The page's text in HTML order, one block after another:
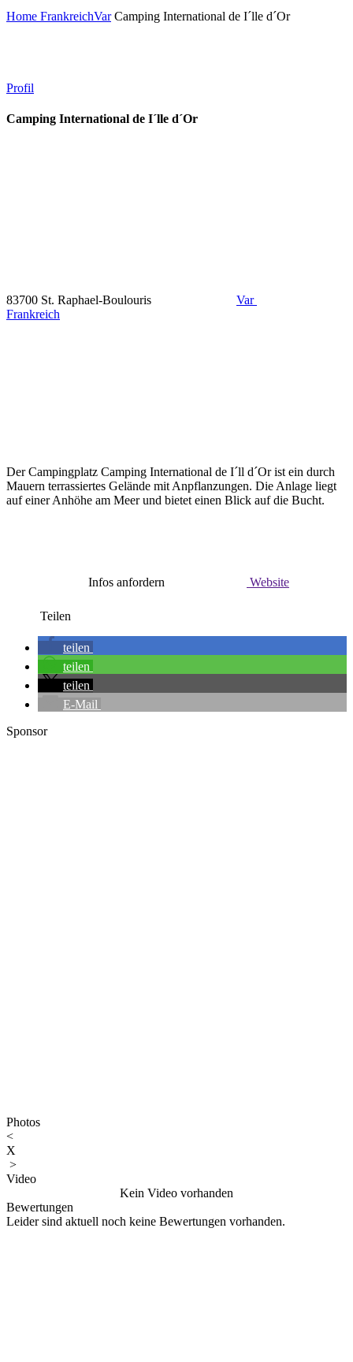
Home FrankreichVar Camping International de I´lle d´Or
Profil
Camping International de I´lle d´Or
83700 St. Raphael-Boulouris
Var
Frankreich
Der Campingplatz Camping International de I´ll d´Or ist ein durch
Mauern terrassiertes Gelände mit Anpflanzungen. Die Anlage liegt
auf einer Anhöhe am Meer und bietet einen Blick auf die Bucht.
Infos anfordern Website
Teilen
teilen
teilen
teilen
E-Mail
Sponsor
Photos
<
X
>
Video
Kein Video vorhanden
Bewertungen
Leider sind aktuell noch keine Bewertungen vorhanden.